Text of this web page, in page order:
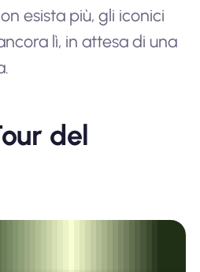
esista più, gli iconici
lì, in attesa di una
del